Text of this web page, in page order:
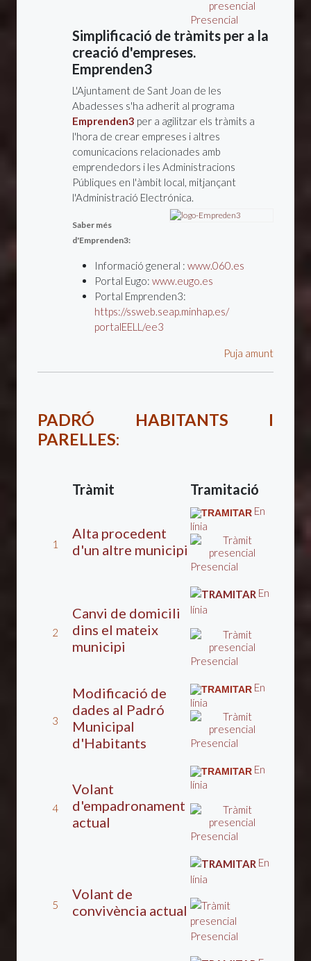
Presencial
Simplificació de tràmits per a la
creació d'empreses.
Emprenden3
L'Ajuntament de Sant Joan de les
Abadesses s'ha adherit al programa
Emprenden3 per a agilitzar els tràmits a
l'hora de crear empreses i altres
comunicacions relacionades amb
emprendedors i les Administracions
Públiques en l'àmbit local, mitjançant
l'Administració Electrónica.
Saber més
d'Emprenden3:
Informació general : www.060.es
Portal Eugo: www.eugo.es
Portal Emprenden3:
https://ssweb.seap.minhap.es/
portalEELL/ee3
Puja amunt
PADRÓ HABITANTS I
PARELLES:
Tràmit Tramitació
1
Alta procedent
d'un altre municipi
En
línia
Presencial
2
Canvi de domicili
dins el mateix
municipi
En
línia
Presencial
3
Modificació de
dades al Padró
Municipal
d'Habitants
En
línia
Presencial
4
Volant
d'empadronament
actual
En
línia
Presencial
5
Volant de
convivència actual
En
línia
Presencial